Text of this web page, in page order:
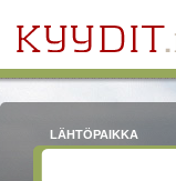
LÄHTÖPAIKKA